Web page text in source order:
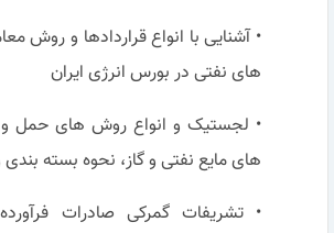
• آشنایی با انواع قراردادها و روش
های نفتی در بورس انرژی ایران
• لجستیک و انواع روش های حمل و
های مایع نفتی و گاز، نحوه بسته بندی
• تشریفات گمرکی صادرات